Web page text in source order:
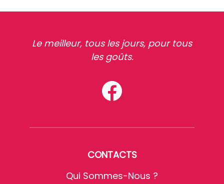
Le meilleur, tous les jours, pour tous
les goûts.
CONTACTS
Qui Sommes-Nous ?